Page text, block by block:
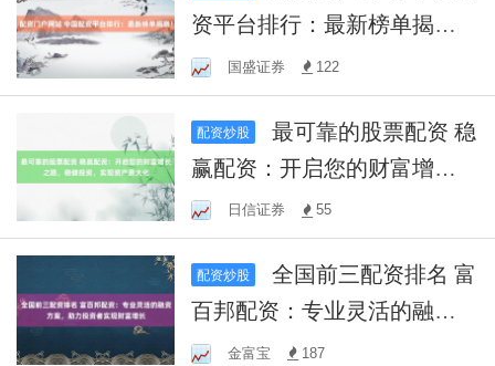
资平台排行：最新榜单揭
晓！国盛证券 122
配资炒股
最可靠的股票配资 稳
赢配资：开启您的财富增长
之路，稳健投资，实现资产
最大化
日信证券 55
配资炒股
全国前三配资排名 富
百邦配资：专业灵活的融资
方案，助力投资者实现财富
金富宝 187